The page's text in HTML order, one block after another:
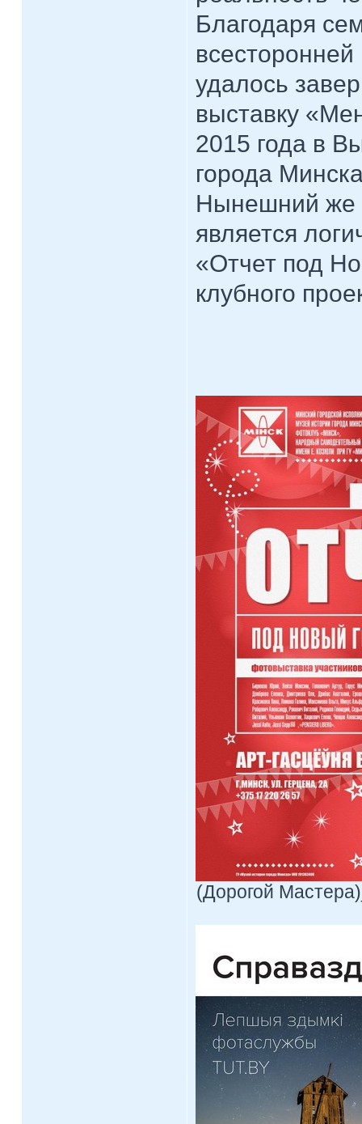
Благодаря
удалось
выставку
2015 года в
города
Нынешний же
является
«Отчет под
клубного
(Дорогой